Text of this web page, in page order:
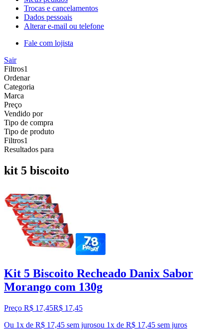
Trocas e cancelamentos
Dados pessoais
Alterar e-mail ou telefone
Fale com lojista
Sair
Filtros1
Ordenar
Categoria
Marca
Preço
Vendido por
Tipo de compra
Tipo de produto
Filtros1
Resultados para
kit 5 biscoito
Kit 5 Biscoito Recheado Danix Sabor
Morango com 130g
Preço R$ 17,45R$ 17,45
Ou 1x de R$ 17,45 sem jurosou 1x de R$ 17,45 sem juros